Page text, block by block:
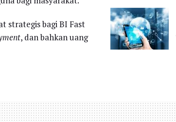
strategis bagi BI Fast
, dan bahkan uang